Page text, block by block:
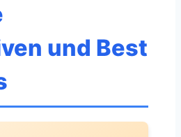
und Best